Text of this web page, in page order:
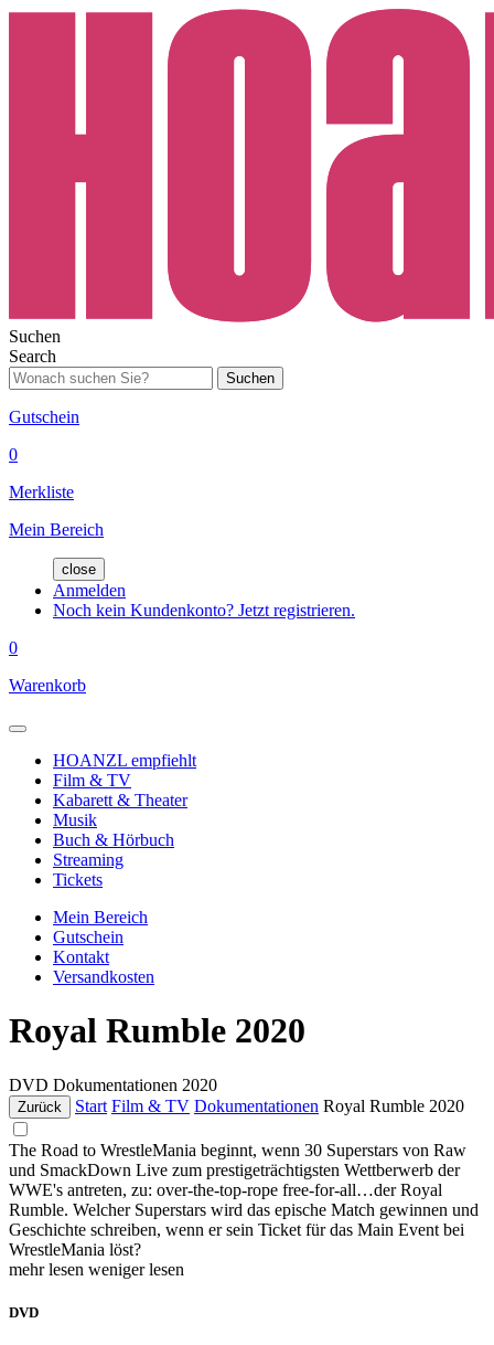
Suchen
Search
Suchen
Gutschein
0
Merkliste
Mein Bereich
close
Anmelden
Noch kein Kundenkonto? Jetzt registrieren.
0
Warenkorb
HOANZL empfiehlt
Film & TV
Kabarett & Theater
Musik
Buch & Hörbuch
Streaming
Tickets
Mein Bereich
Gutschein
Kontakt
Versandkosten
Royal Rumble 2020
DVD Dokumentationen 2020
Zurück Start Film & TV Dokumentationen Royal Rumble 2020
The Road to WrestleMania beginnt, wenn 30 Superstars von Raw
und SmackDown Live zum prestigeträchtigsten Wettberwerb der
WWE's antreten, zu: over-the-top-rope free-for-all…der Royal
Rumble. Welcher Superstars wird das epische Match gewinnen und
Geschichte schreiben, wenn er sein Ticket für das Main Event bei
WrestleMania löst?
mehr lesen weniger lesen
DVD